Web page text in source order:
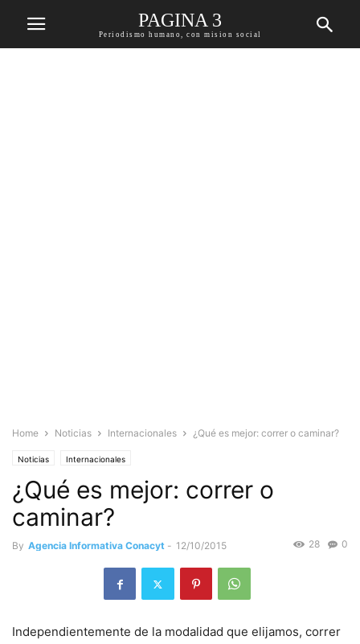
PAGINA 3
Periodismo humano, con mision social
Home Noticias Internacionales ¿Qué es mejor: correr o caminar?
Noticias Internacionales
¿Qué es mejor: correr o
caminar?
By Agencia Informativa Conacyt - 12/10/2015 0
28
Independientemente de la modalidad que elijamos, correr